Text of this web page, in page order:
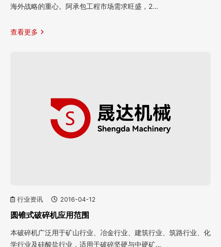
海外战略的重心。阿承包工程市场需求旺盛，2…
查看更多
行业资讯 2016-04-12
圆锥式破碎机应用范围
本破碎机广泛用于矿山行业、冶金行业、建筑行业、筑路行业、化
学行业及硅酸盐行业，适用于破碎坚硬与中硬矿…